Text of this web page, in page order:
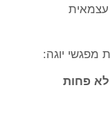
עצמאית
פחות